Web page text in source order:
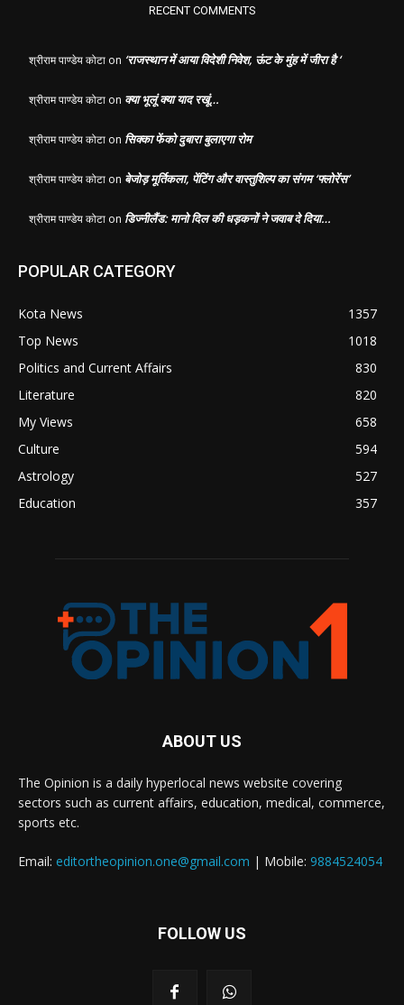
RECENT COMMENTS
श्रीराम पाण्डेय कोटा on ‘राजस्थान में आया विदेशी निवेश, ऊंट के मुंह में जीरा है ‘
श्रीराम पाण्डेय कोटा on क्या भूलूं क्या याद रखूं…
श्रीराम पाण्डेय कोटा on सिक्का फेंको दुबारा बुलाएगा रोम
श्रीराम पाण्डेय कोटा on बेजोड़ मूर्तिकला, पेंटिंग और वास्तुशिल्प का संगम ‘फ्लोरेंस’
श्रीराम पाण्डेय कोटा on डिज्नीलैंड: मानो दिल की धड़कनों ने जवाब दे दिया…
POPULAR CATEGORY
Kota News
1357
Top News
1018
Politics and Current Affairs
830
Literature
820
My Views
658
Culture
594
Astrology
527
Education
357
ABOUT US
The Opinion is a daily hyperlocal news website covering
sectors such as current affairs, education, medical, commerce,
sports etc.
Email: editortheopinion.one@gmail.com | Mobile: 9884524054
FOLLOW US